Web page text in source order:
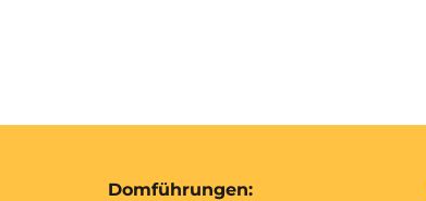
Domführungen: